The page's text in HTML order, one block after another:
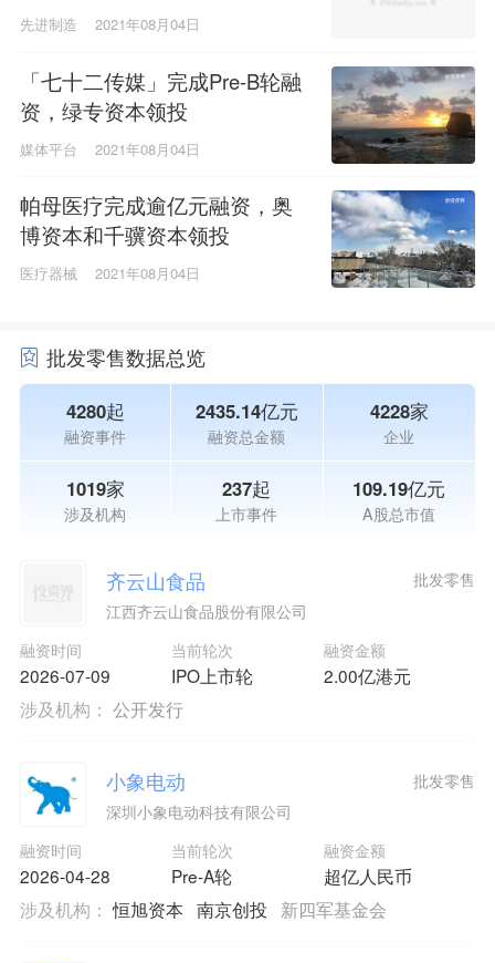
先进制造 2021年08月04日
「七十二传媒」完成Pre-B轮融
资，绿专资本领投
媒体平台 2021年08月04日
帕母医疗完成逾亿元融资，奥
博资本和千骥资本领投
医疗器械 2021年08月04日
批发零售数据总览
4280起
融资事件
2435.14亿元
融资总金额
4228家
企业
1019家
涉及机构
237起
上市事件
109.19亿元
A股总市值
齐云山食品
江西齐云山食品股份有限公司
融资时间
2026-07-09
当前轮次
IPO上市轮
融资金额
2.00亿港元
批发零售
涉及机构： 公开发行
小象电动
深圳小象电动科技有限公司
融资时间
2026-04-28
当前轮次
Pre-A轮
融资金额
超亿人民币
批发零售
涉及机构：恒旭资本 南京创投 新四军基金会